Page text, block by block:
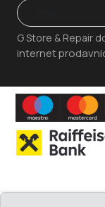
G Store & Repair
internet